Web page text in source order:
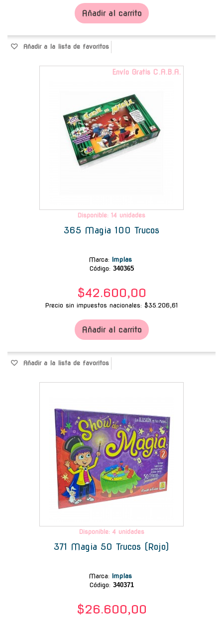
Añadir al carrito
Añadir a la lista de favoritos
Envío Gratis C.A.B.A.
Disponible: 14 unidades
365 Magia 100 Trucos
Marca: Implas
Código: 340365
$42.600,00
Precio sin impuestos nacionales: $35.206,61
Añadir al carrito
Añadir a la lista de favoritos
Disponible: 4 unidades
371 Magia 50 Trucos (Rojo)
Marca: Implas
Código: 340371
$26.600,00